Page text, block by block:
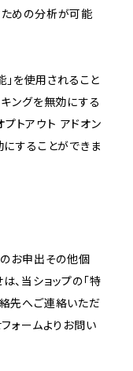
めの分析が可能
を使用されること
ングを無効にする
トアウト アドオン
することができま
のお申出その他個
、当ショップの「特
先へご連絡いただ
ォームよりお問い